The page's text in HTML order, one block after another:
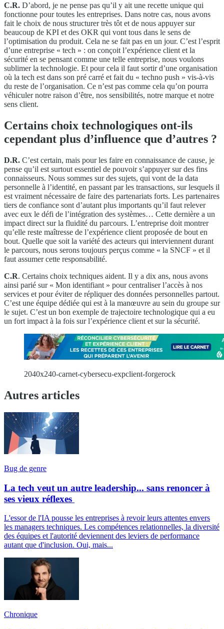
C.R. D’abord, je ne pense pas qu’il y ait une recette unique qui
fonctionne pour toutes les entreprises. Dans notre cas, nous avons
fait le choix de nous structurer très tôt et de nous appuyer sur
beaucoup de KPI et des OKR qui vont tous dans le sens de
l’optimisation du produit. Cela ne se fait pas en un jour. C’est l’esprit
d’une entreprise « tech » : on conçoit l’expérience client et la
sécurité en se pensant comme une telle entreprise, nous voulons
sublimer la technologie. Et pour cela il faut sortir d’une organisation
où la tech est dans son pré carré et fait du « techno push » vis-à-vis
du reste de l’organisation. Ce n’est pas comme cela qu’on pourra
véhiculer notre raison d’être, nos sensibilités, notre marque et notre
sens client.
Certains choix technologiques ont-ils
cependant plus d’influence que d’autres ?
D.R. C’est certain, mais pour les faire en connaissance de cause, je
pense qu’il est surtout essentiel de pouvoir s’appuyer sur des fins
connaisseurs. Nous sommes sur des sujets, qui vont de la data
personnelle à l’identité, en passant par les transactions, sur lesquels il
est vraiment nécessaire de faire des partenariats forts. Les partenaires
tiers de confiance sont d’autant plus importants qu’il faut relever
avec eux le défi de l’intégration des systèmes… Cette dernière a un
impact direct sur la fluidité du parcours. L’entreprise doit montrer
qu’elle reste maîtresse de l’expérience client proposée de bout en
bout. Quelle que soit la variété des acteurs qui interviennent durant
le parcours, nous serons toujours perçus comme « la SNCF » et il
faut assumer cette responsabilité.
C.R. Certains choix techniques aident. Il y a dix ans, nous avons
ainsi parié sur « Mon identifiant » pour centraliser l’accès à nos
services et pour éviter de répliquer des données personnelles partout.
C’est une équipe dédiée qui est à la manœuvre au sein du groupe sur
le sujet. C’est un bon exemple de trajectoire technologique qui a eu
un fort impact à la fois sur l’expérience client et sur la sécurité.
2040x240-carnet-cybersecu-expclient-forgerock
Autres articles
Bug de genre
La tech veut un autre leadership... sans renoncer à
ses vieux réflexes
L'essor de l'IA pousse les entreprises à revoir leurs attentes envers
les managers techniques. Les compétences relationnelles, la diversité
des équipes et l'autorité deviennent des leviers de performance
autant que d'inclusion. Oui, mais...
Chronique